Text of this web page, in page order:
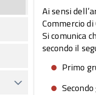
Ai sensi
Commercio
Si comunica
secondo il
Primo